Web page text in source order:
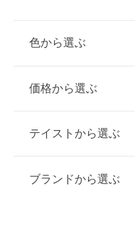
色から選ぶ
赤
価格から選ぶ
ご購入
10万円台以下
テイストから選ぶ
クラシック
ブランドから選ぶ